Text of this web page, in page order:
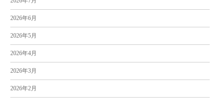
2026年6月
2026年5月
2026年4月
2026年3月
2026年2月